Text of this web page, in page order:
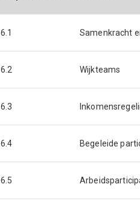
6.1 Samenkracht
6.2 Wijkteams
6.3
6.4 Begeleide
6.5